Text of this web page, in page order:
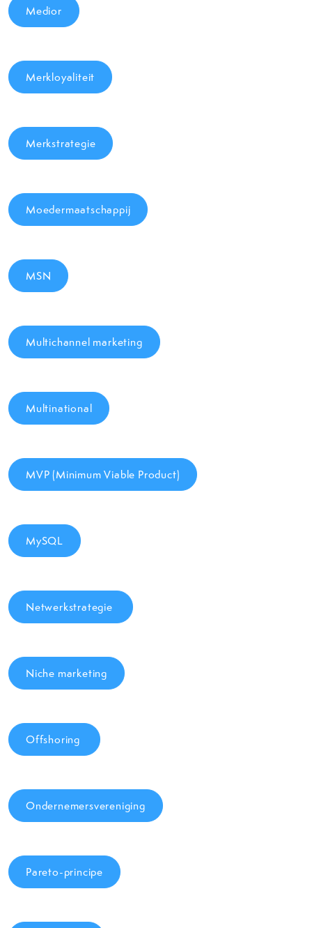
Medior
Merkloyaliteit
Merkstrategie
Moedermaatschappij
MSN
Multichannel marketing
Multinational
MVP (Minimum Viable Product)
MySQL
Netwerkstrategie
Niche marketing
Offshoring
Ondernemersvereniging
Pareto-principe